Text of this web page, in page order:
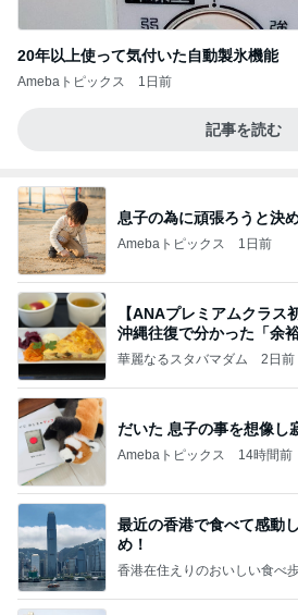
20年以上使って気付いた自動製氷機能
Amebaトピックス 1日前
記事を読む
息子の為に頑張ろうと決
Amebaトピックス 1日前
【ANAプレミアムクラ
沖縄往復で分かった「余
華麗なるスタバマダム 2日前
だいた 息子の事を想像し
Amebaトピックス 14時間前
最近の香港で食べて感動
め！
香港在住えりのおいしい食べ